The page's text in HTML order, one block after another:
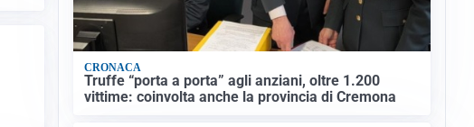
CRONACA
Truffe “porta a porta” agli anziani, oltre 1.200
vittime: coinvolta anche la provincia di Cremona